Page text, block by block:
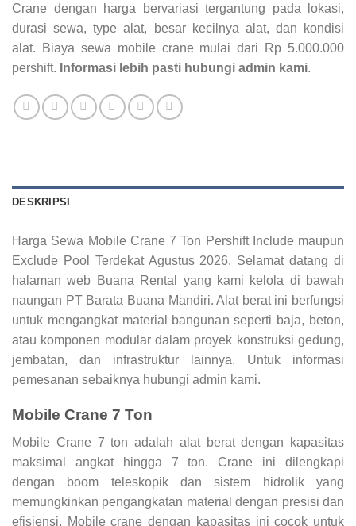
Crane dengan harga bervariasi tergantung pada lokasi,
durasi sewa, type alat, besar kecilnya alat, dan kondisi
alat. Biaya sewa mobile crane mulai dari Rp 5.000.000
pershift. Informasi lebih pasti hubungi admin kami.
DESKRIPSI
Harga Sewa Mobile Crane 7 Ton Pershift Include maupun
Exclude Pool Terdekat Agustus 2026. Selamat datang di
halaman web Buana Rental yang kami kelola di bawah
naungan PT Barata Buana Mandiri. Alat berat ini berfungsi
untuk mengangkat material bangunan seperti baja, beton,
atau komponen modular dalam proyek konstruksi gedung,
jembatan, dan infrastruktur lainnya. Untuk informasi
pemesanan sebaiknya hubungi admin kami.
Mobile Crane 7 Ton
Mobile Crane 7 ton adalah alat berat dengan kapasitas
maksimal angkat hingga 7 ton. Crane ini dilengkapi
dengan boom teleskopik dan sistem hidrolik yang
memungkinkan pengangkatan material dengan presisi dan
efisiensi. Mobile crane dengan kapasitas ini cocok untuk